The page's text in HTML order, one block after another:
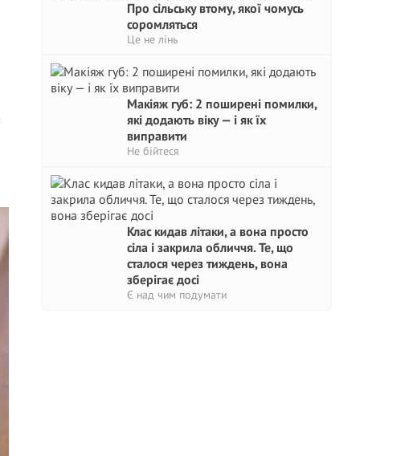
Про сільську втому, якої чомусь
соромляться
Це не лінь
Макіяж губ: 2 поширені помилки,
які додають віку — і як їх
виправити
Не бійтеся
Клас кидав літаки, а вона просто
сіла і закрила обличчя. Те, що
сталося через тиждень, вона
зберігає досі
Є над чим подумати